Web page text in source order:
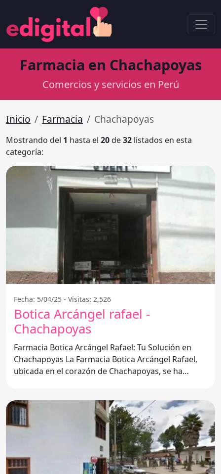
Farmacia en Chachapoyas
Comercios y servicios en Perú
Inicio Farmacia Chachapoyas
Mostrando del 1 hasta el 20de32 listados en esta
categoría:
Fecha: 5/04/25 - Visitas: 2,526
Botica Arcángel rafael -
Chachapoyas
Farmacia Botica Arcángel Rafael: Tu Solución en
Chachapoyas La Farmacia Botica Arcángel Rafael,
ubicada en el corazón de Chachapoyas, se ha